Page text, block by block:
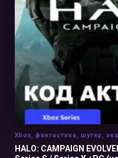
В
HALO: CAMPAIGN
Xbox, фантастика, шутер,